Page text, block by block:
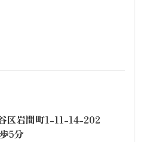
区岩間町1-11-14-202
5分